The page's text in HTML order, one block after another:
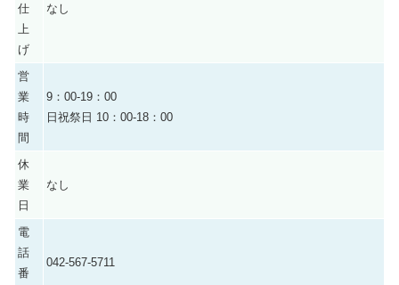
仕
上
げ
なし
営
業
時
間
9：00-19：00
日祝祭日 10：00-18：00
休
業
日
なし
電
話
番
042-567-5711